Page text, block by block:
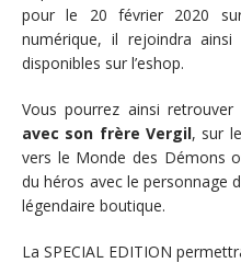
pour le 20 février 2020
numérique, il rejoindra
disponibles sur l’eshop.
Vous pourrez ainsi
avec son frère Vergil, sur
vers le Monde des Démons
du héros avec le personnage
légendaire boutique.
La SPECIAL EDITION